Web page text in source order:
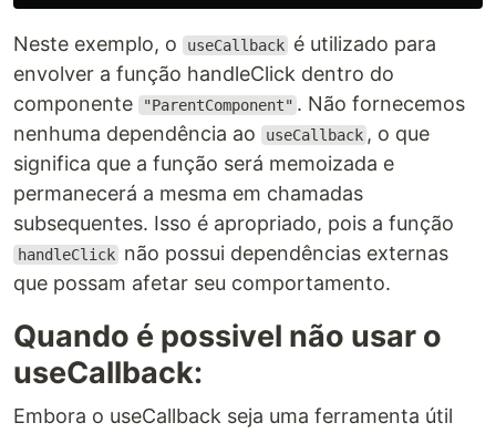
Neste exemplo, o useCallback é utilizado para
envolver a função handleClick dentro do
componente
"ParentComponent" . Não fornecemos
nenhuma dependência ao
useCallback , o que
significa que a função será memoizada e
permanecerá a mesma em chamadas
subsequentes. Isso é apropriado, pois a função
handleClick não possui dependências externas
que possam afetar seu comportamento.
Quando é possivel não usar o
useCallback:
Embora o useCallback seja uma ferramenta útil